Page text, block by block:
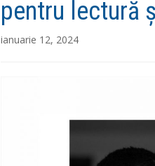
pentru lectură
ianuarie 12, 2024